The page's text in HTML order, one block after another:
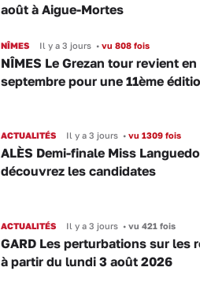
août à Aigue-Mortes
NÎMES Il y a 3 jours •vu 808 fois
NÎMES Le Grezan tour revient en
septembre pour une 11ème
ACTUALITÉS Il y a 3 jours •vu 1309 fois
ALÈS Demi-finale Miss
découvrez les candidates
ACTUALITÉS Il y a 3 jours •vu 421 fois
GARD Les perturbations sur les
à partir du lundi 3 août 2026